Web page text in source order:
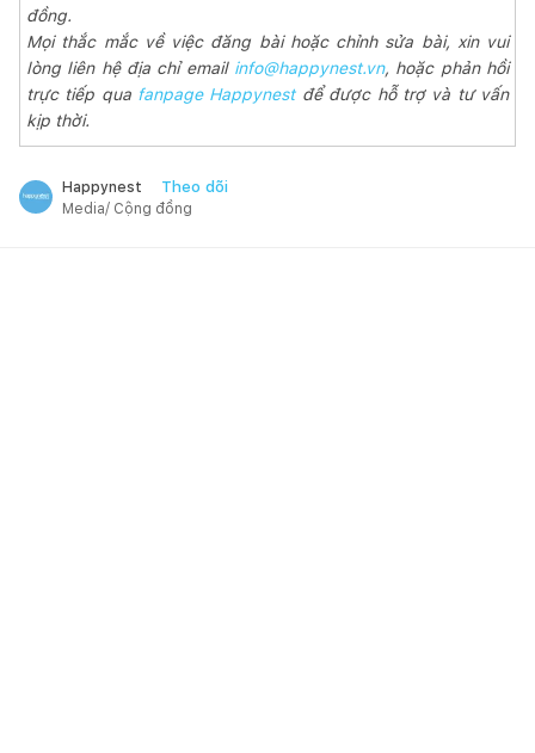
đồng.
Mọi thắc mắc về việc đăng bài hoặc chỉnh sửa bài, xin vui
lòng liên hệ địa chỉ email info@happynest.vn, hoặc phản hồi
trực tiếp qua fanpage Happynestđể được hỗ trợ và tư vấn
kịp thời.
Happynest Theo dõi
Media/ Cộng đồng